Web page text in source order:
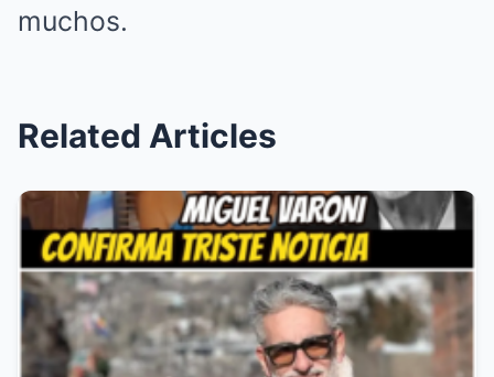
muchos.
Related Articles